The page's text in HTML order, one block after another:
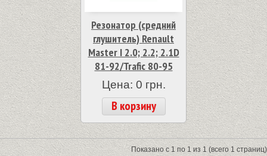
Резонатор (средний
глушитель) Renault
Master I 2.0; 2.2; 2.1D
81-92/Trafic 80-95
Цена: 0 грн.
В корзину
Показано с 1 по 1 из 1 (всего 1 страниц)